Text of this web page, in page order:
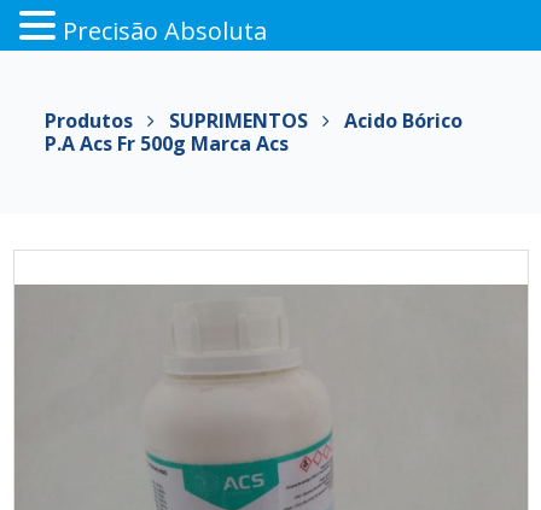
conteúdo
Produtos SUPRIMENTOS
Acido Bórico
P.a Acs Fr 500g Marca Acs
Precisão Absoluta